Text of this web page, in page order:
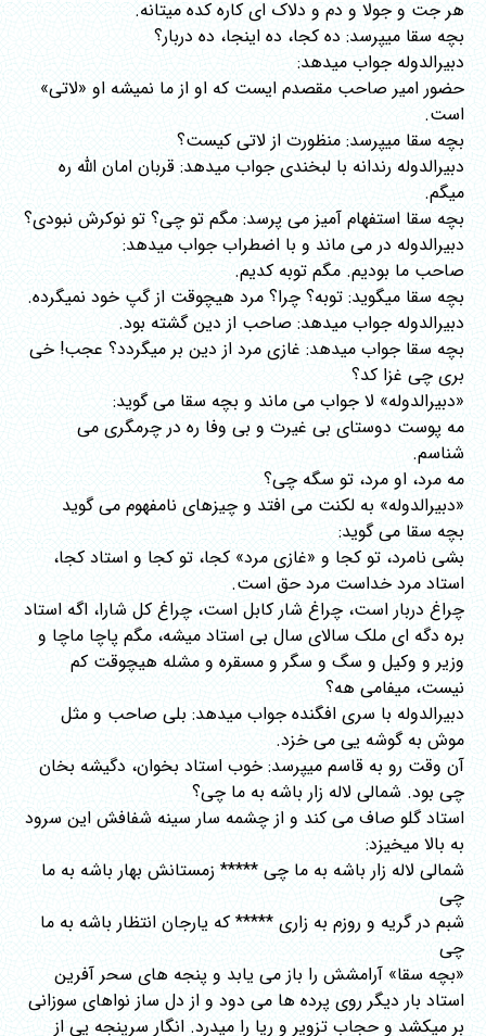
هر جت و جولا و دم و دلاک ای کاره کده میتانه.
بچه سقا میپرسد: ده کجا، ده اینجا، ده دربار؟
دبیرالدوله جواب میدهد:
حضور امیر صاحب مقصدم ایست که او از ما نمیشه او «لاتی»
است.
بچه سقا میپرسد: منظورت از لاتی کیست؟
دبیرالدوله رندانه با لبخندی جواب میدهد: قربان امان الله ره
میگم.
بچه سقا استفهام آمیز می پرسد: مگم تو چی؟ تو نوکرش نبودی؟
دبیرالدوله در می ماند و با اضطراب جواب میدهد:
صاحب ما بودیم. مگم توبه کدیم.
بچه سقا میگوید: توبه؟ چرا؟ مرد هیچوقت از گپ خود نمیگرده.
دبیرالدوله جواب میدهد: صاحب از دین گشته بود.
بچه سقا جواب میدهد: غازی مرد از دین بر میگردد؟ عجب! خی
بری چی غزا کد؟
«دبیرالدوله» لا جواب می ماند و بچه سقا می گوید:
مه پوست دوستای بی غیرت و بی وفا ره در چرمگری می
شناسم.
مه مرد، او مرد، تو سگه چی؟
«دبیرالدوله» به لکنت می افتد و چیزهای نامفهوم می گوید
بچه سقا می گوید:
بشی نامرد، تو کجا و «غازی مرد» کجا، تو کجا و استاد کجا،
استاد مرد خداست مرد حق است.
چراغ دربار است، چراغ شار کابل است، چراغ کل شارا، اگه استاد
بره دگه ای ملک سالای سال بی استاد میشه، مگم پاچا ماچا و
وزیر و وکیل و سگ و سگر و مسقره و مشله هیچوقت کم
نیست، میفامی هه؟
دبیرالدوله با سری افگنده جواب میدهد: بلی صاحب و مثل
موش به گوشه یی می خزد.
آن وقت رو به قاسم میپرسد: خوب استاد بخوان، دگیشه بخان
چی بود. شمالی لاله زار باشه به ما چی؟
استاد گلو صاف می کند و از چشمه سار سینه شفافش این سرود
به بالا میخیزد:
شمالی لاله زار باشه به ما چی ***** زمستانش بهار باشه به ما
چی
شبم در گریه و روزم به زاری ***** که یارجان انتظار باشه به ما
چی
«بچه سقا» آرامشش را باز می یابد و پنجه های سحر آفرین
استاد بار دیگر روی پرده ها می دود و از دل ساز نواهای سوزانی
بر میکشد و حجاب تزویر و ریا را میدرد. انگار سرپنجه یی از